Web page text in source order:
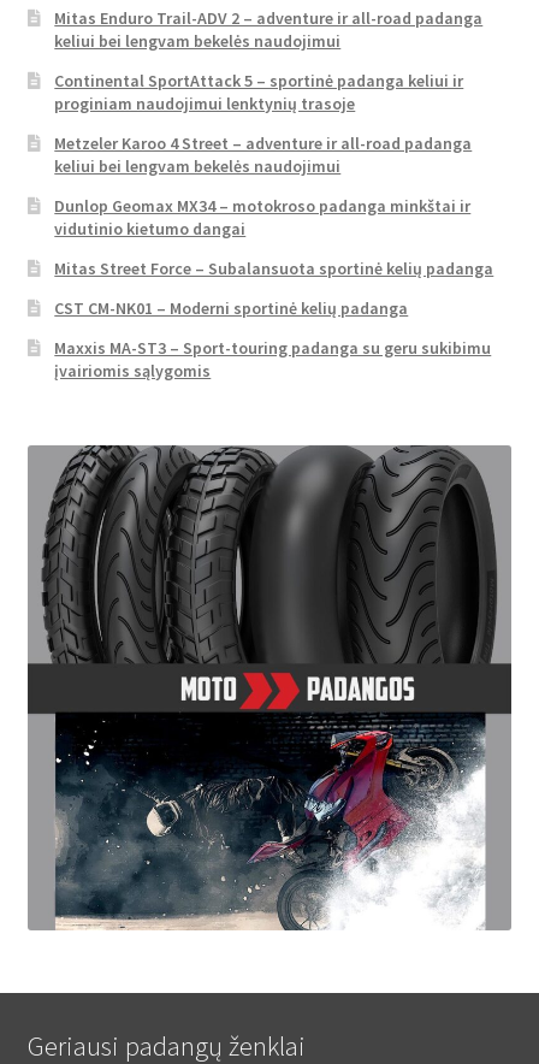
Mitas Enduro Trail-ADV 2 – adventure ir all-road padanga
keliui bei lengvam bekelės naudojimui
Continental SportAttack 5 – sportinė padanga keliui ir
proginiam naudojimui lenktynių trasoje
Metzeler Karoo 4 Street – adventure ir all-road padanga
keliui bei lengvam bekelės naudojimui
Dunlop Geomax MX34 – motokroso padanga minkštai ir
vidutinio kietumo dangai
Mitas Street Force – Subalansuota sportinė kelių padanga
CST CM-NK01 – Moderni sportinė kelių padanga
Maxxis MA-ST3 – Sport-touring padanga su geru sukibimu
įvairiomis sąlygomis
Geriausi padangų ženklai